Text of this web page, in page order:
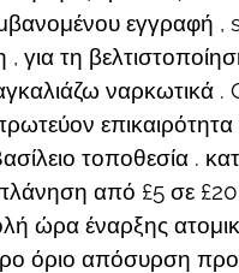
εγγραφή ,
, για τη
ναρκωτικά .
επικαιρότητα
τοποθεσία .
από £5 σε
ώρα έναρξης
όριο απόσυρση